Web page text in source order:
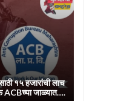
१५ हजारांची लाच
ACBच्या जाळ्यात….